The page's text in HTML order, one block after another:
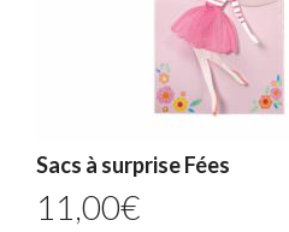
Sacs à surprise Fées
11,00€